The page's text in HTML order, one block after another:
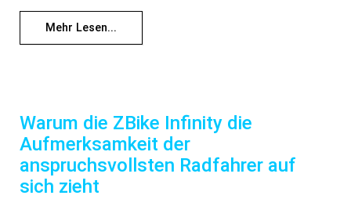
Mehr Lesen...
Warum die ZBike Infinity die
Aufmerksamkeit der
anspruchsvollsten Radfahrer auf
sich zieht